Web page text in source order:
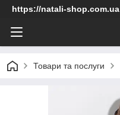
https://natali-shop.com.ua
Товари та послуги